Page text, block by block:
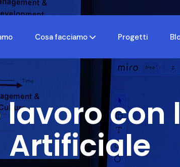
Cosa facciamo Progetti
con
Artificiale